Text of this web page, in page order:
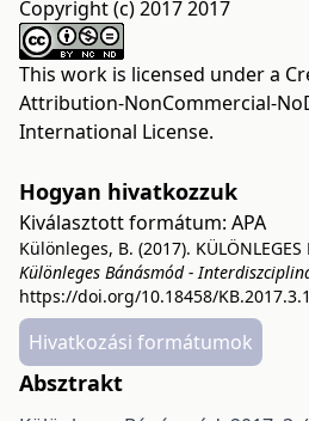
Copyright (c) 2017 2017
This work is licensed under a
Attribution-NonCommercial-
International License.
Hogyan hivatkozzuk
Kiválasztott formátum: APA
Különleges, B. (2017).
Különleges Bánásmód -
https://doi.org/10.18458/KB.2017.3.1
Hivatkozási formátumok
Absztrakt